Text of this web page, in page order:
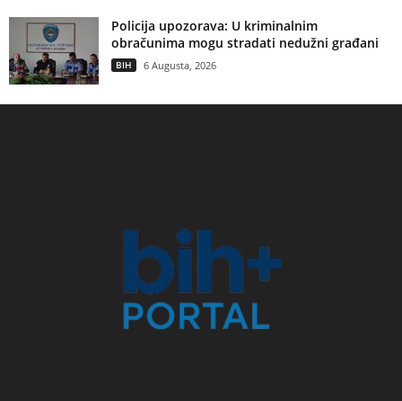
Policija upozorava: U kriminalnim
obračunima mogu stradati nedužni građani
BIH 6 Augusta, 2026